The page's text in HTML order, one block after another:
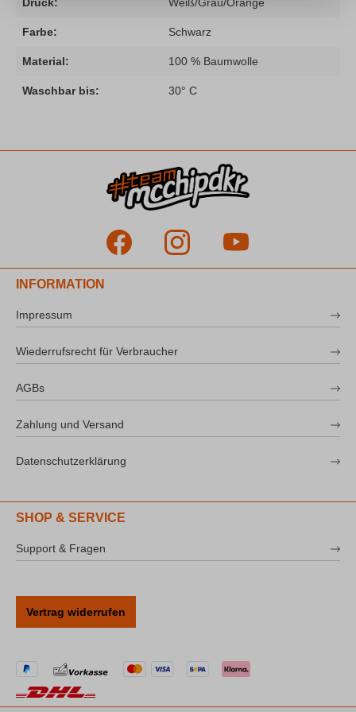
Druck: Weiß/Grau/Orange
Farbe: Schwarz
Material: 100 % Baumwolle
Waschbar bis: 30° C
INFORMATION
Impressum
Wiederrufsrecht für Verbraucher
AGBs
Zahlung und Versand
Datenschutzerklärung
SHOP & SERVICE
Support & Fragen
Vertrag widerrufen